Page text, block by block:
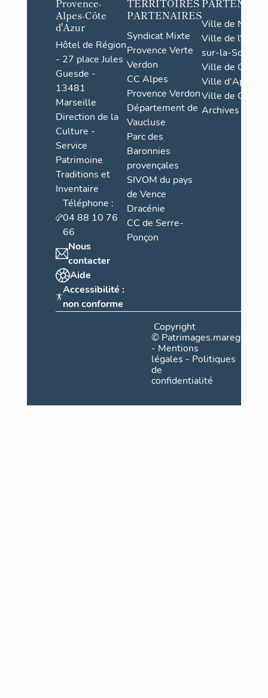
Provence-
Alpes-Côte
d'Azur
Hôtel de Région
- 27 place Jules
Guesde -
13481
Marseille
Direction de la
Culture -
Service
Patrimoine
Traditions et
Inventaire
Téléphone :
04 88 10 76
66
Nous
contacter
Aide
Accessibilité :
non conforme
TERRITOIRES
PARTENAIRES
Syndicat Mixte
Provence Verte
Verdon
CC Alpes
Provence Verdon
Département de
Vaucluse
Parc des
Baronnies
provençales
SIVOM du pays
de Vence
Dracénie
CC de Serre-
Ponçon
Ville de Nice
Ville de l'Isle-
sur-la-Sorgue
Ville de Grasse
Ville d'Apt
Ville de
Archives
Copyright
©
- Mentions
légales - Politiques
de
confidentialité